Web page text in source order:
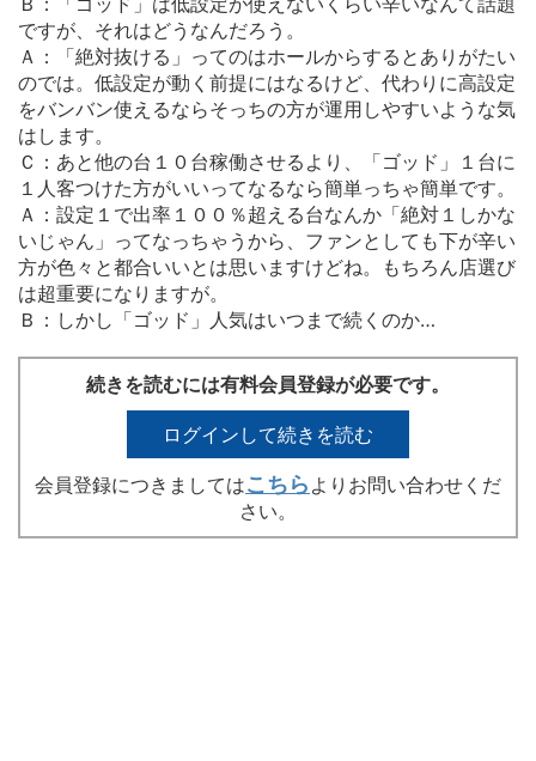
ですが、それはどうなんだろう。
Ａ：「絶対抜ける」ってのはホールからするとありがたい
のでは。低設定が動く前提にはなるけど、代わりに高設定
をバンバン使えるならそっちの方が運用しやすいような気
はします。
Ｃ：あと他の台１０台稼働させるより、「ゴッド」１台に
１人客つけた方がいいってなるなら簡単っちゃ簡単です。
Ａ：設定１で出率１００％超える台なんか「絶対１しかな
いじゃん」ってなっちゃうから、ファンとしても下が辛い
方が色々と都合いいとは思いますけどね。もちろん店選び
は超重要になりますが。
Ｂ：しかし「ゴッド」人気はいつまで続くのか…
続きを読むには有料会員登録が必要です。
ログインして続きを読む
会員登録につきましてはこちら よりお問い合わせくだ
さい。